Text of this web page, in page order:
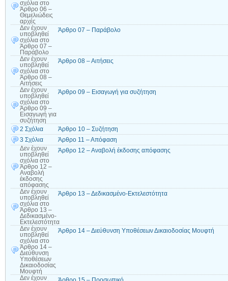
σχόλια στο
Άρθρο 06 –
Θεμελιώδεις
αρχές
Δεν έχουν
υποβληθεί
σχόλια στο
Άρθρο 07 –
Παράβολο
Άρθρο 07 – Παράβολο
Δεν έχουν
υποβληθεί
σχόλια στο
Άρθρο 08 –
Αιτήσεις
Άρθρο 08 – Αιτήσεις
Δεν έχουν
υποβληθεί
σχόλια στο
Άρθρο 09 –
Εισαγωγή για
συζήτηση
Άρθρο 09 – Εισαγωγή για συζήτηση
2 Σχόλια
Άρθρο 10 – Συζήτηση
3 Σχόλια
Άρθρο 11 – Απόφαση
Δεν έχουν
υποβληθεί
σχόλια στο
Άρθρο 12 –
Αναβολή
έκδοσης
απόφασης
Άρθρο 12 – Αναβολή έκδοσης απόφασης
Δεν έχουν
υποβληθεί
σχόλια στο
Άρθρο 13 –
Δεδικασμένο-
Εκτελεστότητα
Άρθρο 13 – Δεδικασμένο-Εκτελεστότητα
Δεν έχουν
υποβληθεί
σχόλια στο
Άρθρο 14 –
Διεύθυνση
Υποθέσεων
Δικαιοδοσίας
Μουφτή
Άρθρο 14 – Διεύθυνση Υποθέσεων Δικαιοδοσίας Μουφτή
Δεν έχουν